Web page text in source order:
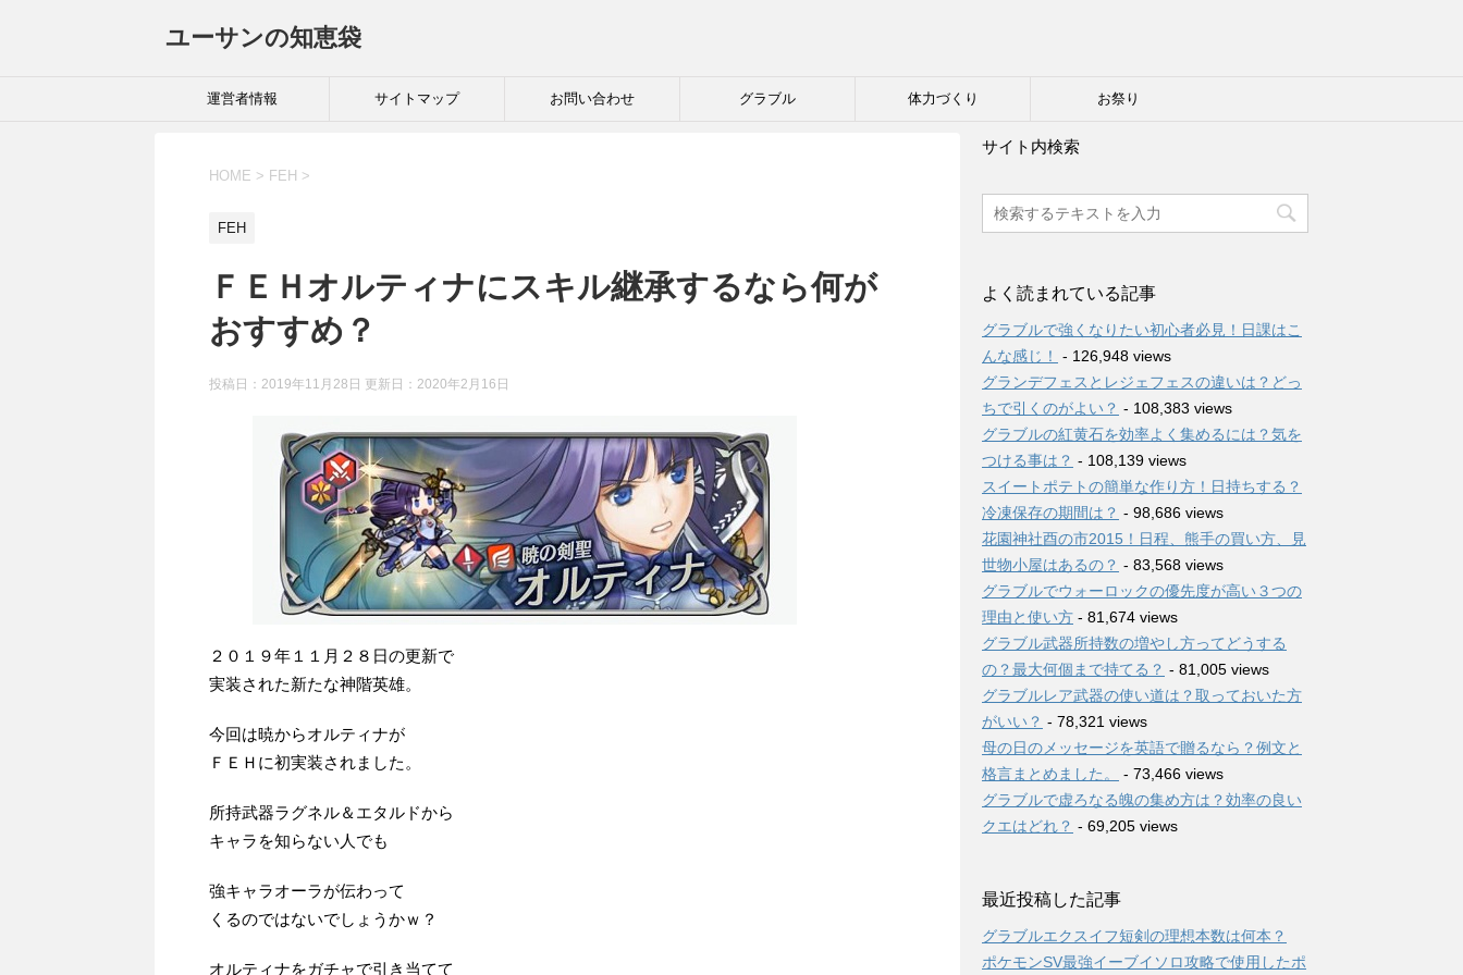
ユーサンの知恵袋
運営者情報 サイトマップ お問い合わせ グラブル 体力づくり お祭り
HOME > FEH >
FEH
ＦＥＨオルティナにスキル継承するなら何が
おすすめ？
投稿日：2019年11月28日 更新日： 2020年2月16日
２０１９年１１月２８日の更新で
実装された新たな神階英雄。
今回は暁からオルティナが
ＦＥＨに初実装されました。
所持武器ラグネル＆エタルドから
キャラを知らない人でも
強キャラオーラが伝わって
くるのではないでしょうかｗ？
オルティナをガチャで引き当てて
サイト内検索
よく読まれている記事
グラブルで強くなりたい初心者必見！日課はこ
んな感じ！
- 126,948 views
グランデフェスとレジェフェスの違いは？どっ
ちで引くのがよい？ - 108,383 views
グラブルの紅黄石を効率よく集めるには？気を
つける事は？ - 108,139 views
スイートポテトの簡単な作り方！日持ちする？
冷凍保存の期間は？ - 98,686 views
花園神社酉の市2015！日程、熊手の買い方、見
世物小屋はあるの？ - 83,568 views
グラブルでウォーロックの優先度が高い３つの
理由と使い方 - 81,674 views
グラブル武器所持数の増やし方ってどうする
の？最大何個まで持てる？ - 81,005 views
グラブルレア武器の使い道は？取っておいた方
がいい？ - 78,321 views
母の日のメッセージを英語で贈るなら？例文と
格言まとめました。
- 73,466 views
グラブルで虚ろなる魄の集め方は？効率の良い
クエはどれ？ - 69,205 views
最近投稿した記事
グラブルエクスイフ短剣の理想本数は何本？
ポケモンSV最強イーブイソロ攻略で使用したポ